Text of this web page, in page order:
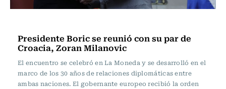
Presidente Boric se reunió con su par de
Croacia, Zoran Milanovic
El encuentro se celebró en La Moneda y se desarrolló en el
marco de los 30 años de relaciones diplomáticas entre
ambas naciones. El gobernante europeo recibió la orden